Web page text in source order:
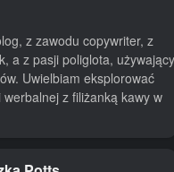
z zawodu copywriter, z
a z pasji poliglota, używający
Uwielbiam eksplorować
z filiżanką kawy w